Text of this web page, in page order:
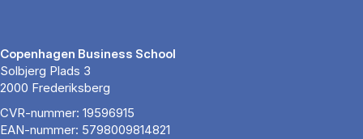
Copenhagen Business School
Solbjerg Plads 3
2000 Frederiksberg
CVR-nummer: 19596915
EAN-nummer: 5798009814821